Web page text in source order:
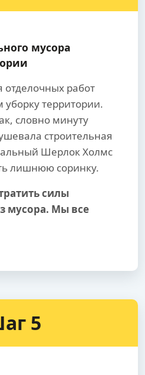
мусора
работ
территории.
словно минуту
строительная
Шерлок Холмс
лишнюю соринку.
силы
мусора. Мы все
5